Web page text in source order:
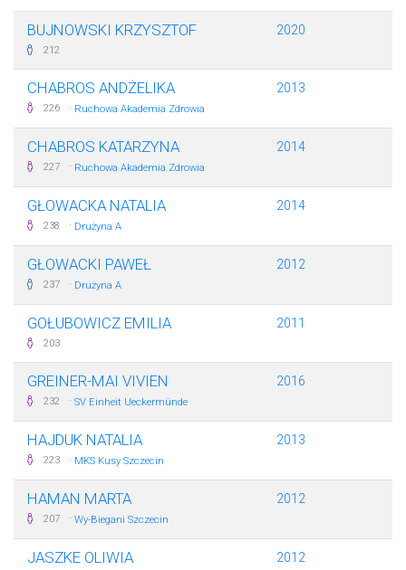
BUJNOWSKI KRZYSZTOF
212
2020
CHABROS ANDŻELIKA
226 · Ruchowa Akademia Zdrowia
2013
CHABROS KATARZYNA
227 · Ruchowa Akademia Zdrowia
2014
GŁOWACKA NATALIA
238 · Drużyna A
2014
GŁOWACKI PAWEŁ
237 · Drużyna A
2012
GOŁUBOWICZ EMILIA
203
2011
GREINER-MAI VIVIEN
232 · SV Einheit Ueckermünde
2016
HAJDUK NATALIA
223 · MKS Kusy Szczecin
2013
HAMAN MARTA
207 · Wy-Biegani Szczecin
2012
JASZKE OLIWIA 2012